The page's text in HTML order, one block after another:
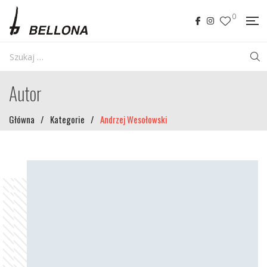
0
Autor
Główna / Kategorie / Andrzej Wesołowski